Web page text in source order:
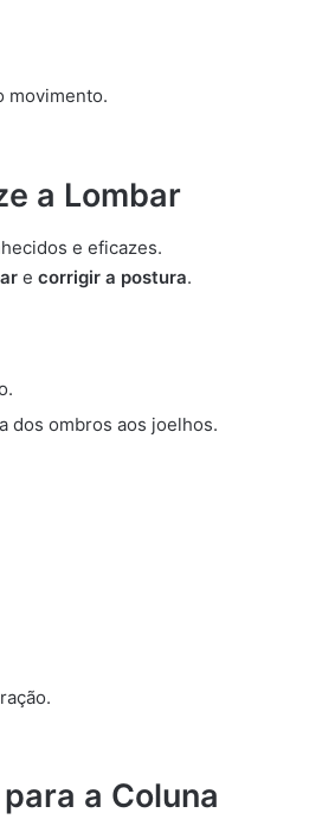
movimento.
a Lombar
e eficazes.
e corrigir a postura.
dos ombros aos joelhos.
a Coluna